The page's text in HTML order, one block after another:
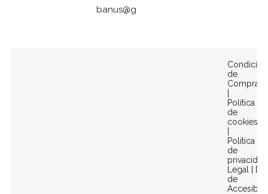
banus@gomezymolina.com
de
Compra
|
Política
de
cookies
|
Política
de
privacidad
Legal |
de